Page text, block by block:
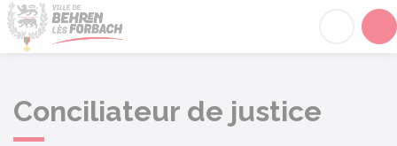
Conciliateur de justice